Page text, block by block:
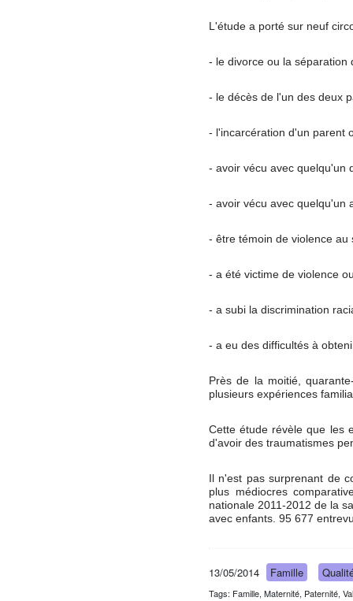
L'étude a porté sur neuf
- le divorce ou la séparation
- le décès de l'un des deux
- l'incarcération d'un parent
- avoir vécu avec quelqu'un
- avoir vécu avec quelqu'un
- être témoin de violence au
- a été victime de violence
- a subi la discrimination
- a eu des difficultés à
Près de la moitié,
plusieurs expériences
Cette étude révèle que les
d'avoir des traumatismes
Il n'est pas surprenant de
plus médiocres
nationale 2011-2012 de la
avec enfants. 95 677
13/05/2014 Famille
Tags: Famille, Maternité, Paternité,